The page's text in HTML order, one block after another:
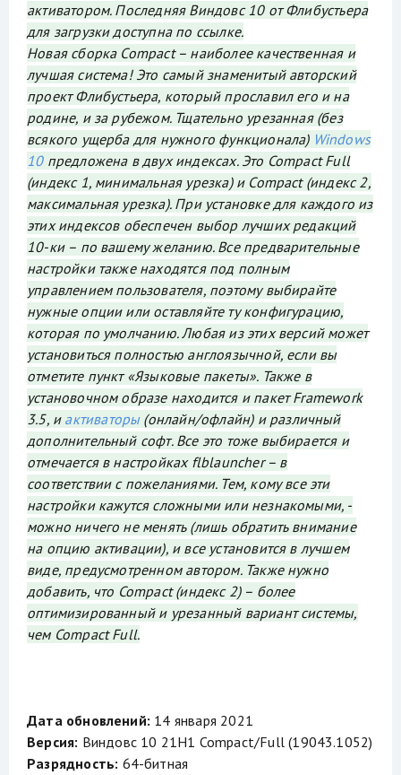
активатором. Последняя Виндовс 10 от Флибустьера
для загрузки доступна по ссылке.
Новая сборка Compact – наиболее качественная и
лучшая система! Это самый знаменитый авторский
проект Флибустьера, который прославил его и на
родине, и за рубежом. Тщательно урезанная (без
всякого ущерба для нужного функционала) Windows
10предложена в двух индексах. Это Compact Full
(индекс 1, минимальная урезка) и Compact (индекс 2,
максимальная урезка). При установке для каждого из
этих индексов обеспечен выбор лучших редакций
10-ки – по вашему желанию. Все предварительные
настройки также находятся под полным
управлением пользователя, поэтому выбирайте
нужные опции или оставляйте ту конфигурацию,
которая по умолчанию. Любая из этих версий может
установиться полностью англоязычной, если вы
отметите пункт «Языковые пакеты». Также в
установочном образе находится и пакет Framework
3.5, и активаторы(онлайн/офлайн) и различный
дополнительный софт. Все это тоже выбирается и
отмечается в настройках flblauncher – в
соответствии с пожеланиями. Тем, кому все эти
настройки кажутся сложными или незнакомыми, -
можно ничего не менять (лишь обратить внимание
на опцию активации), и все установится в лучшем
виде, предусмотренном автором. Также нужно
добавить, что Compact (индекс 2) – более
оптимизированный и урезанный вариант системы,
чем Compact Full.
Дата обновлений: 14 января 2021
Версия: Виндовс 10 21H1 Compact/Full (19043.1052)
Разрядность: 64-битная